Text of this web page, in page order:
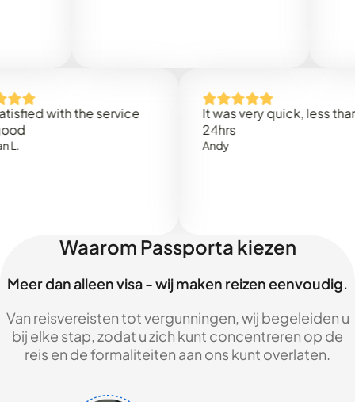
with the service
It was very quick, less than
24hrs
Waarom Passporta kiezen
Meer dan alleen visa - wij maken reizen eenvoudig.
Van reisvereisten tot vergunningen, wij begeleiden u
bij elke stap, zodat u zich kunt concentreren op de
reis en de formaliteiten aan ons kunt overlaten.